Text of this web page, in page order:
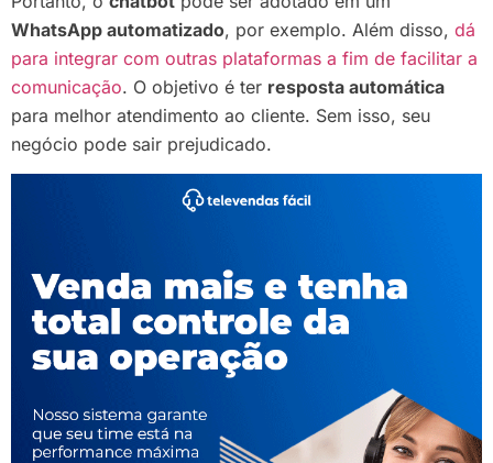
WhatsApp automatizado, por exemplo. Além disso, dá
para integrar com outras plataformas a fim de facilitar a
comunicação. O objetivo é ter resposta automática
para melhor atendimento ao cliente. Sem isso, seu
negócio pode sair prejudicado.